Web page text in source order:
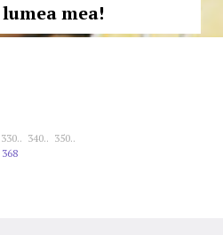
mea!
330.. 340.. 350..
368